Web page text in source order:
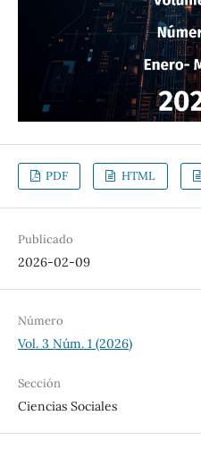
PDF HTML
Publicado
2026-02-09
Número
Vol. 3 Núm. 1 (2026)
Sección
Ciencias Sociales